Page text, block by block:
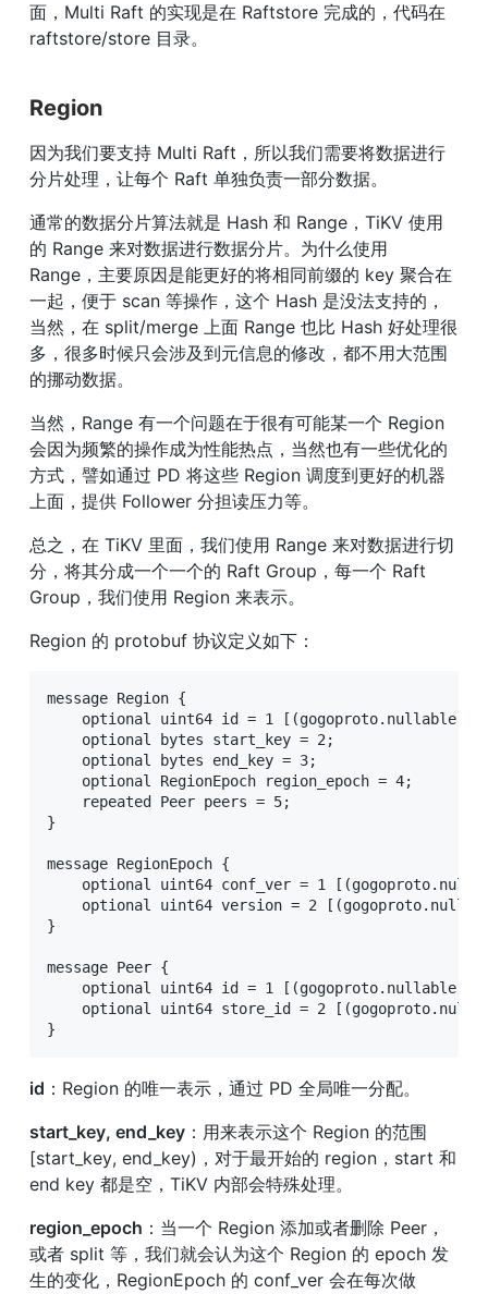
面，Multi Raft 的实现是在 Raftstore 完成的，代码在
raftstore/store 目录。
Region
因为我们要支持 Multi Raft，所以我们需要将数据进行
分片处理，让每个 Raft 单独负责一部分数据。
通常的数据分片算法就是 Hash 和 Range，TiKV 使用
的 Range 来对数据进行数据分片。为什么使用
Range，主要原因是能更好的将相同前缀的 key 聚合在
一起，便于 scan 等操作，这个 Hash 是没法支持的，
当然，在 split/merge 上面 Range 也比 Hash 好处理很
多，很多时候只会涉及到元信息的修改，都不用大范围
的挪动数据。
当然，Range 有一个问题在于很有可能某一个 Region
会因为频繁的操作成为性能热点，当然也有一些优化的
方式，譬如通过 PD 将这些 Region 调度到更好的机器
上面，提供 Follower 分担读压力等。
总之，在 TiKV 里面，我们使用 Range 来对数据进行切
分，将其分成一个一个的 Raft Group，每一个 Raft
Group，我们使用 Region 来表示。
Region 的 protobuf 协议定义如下：
message Region {
optional uint64 id = 1 [(gogoproto.nullable) =
    optional bytes start_key = 2;
    optional bytes end_key = 3;
    optional RegionEpoch region_epoch = 4;
    repeated Peer peers = 5;
}
message RegionEpoch {
optional uint64 conf_ver = 1
optional uint64 version = 2
}
message Peer {
optional uint64 id = 1 [(gogoproto.nullable) =
optional uint64 store_id = 2
}
id ：Region 的唯一表示，通过 PD 全局唯一分配。
start_key, end_key ：用来表示这个 Region 的范围
[start_key, end_key)，对于最开始的 region，start 和
end key 都是空，TiKV 内部会特殊处理。
region_epoch ：当一个 Region 添加或者删除 Peer，
或者 split 等，我们就会认为这个 Region 的 epoch 发
生的变化，RegionEpoch 的 conf_ver 会在每次做